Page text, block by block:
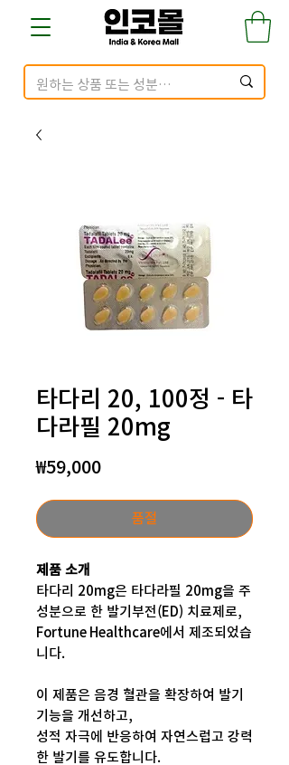
타다리 20, 100정 - 타
다라필 20mg
₩59,000가
품절
제품 소개
타다리 20mg은 타다라필 20mg을 주
성분으로 한 발기부전(ED) 치료제로,
Fortune Healthcare에서 제조되었습
니다.
이 제품은 음경 혈관을 확장하여 발기
기능을 개선하고,
성적 자극에 반응하여 자연스럽고 강력
한 발기를 유도합니다.